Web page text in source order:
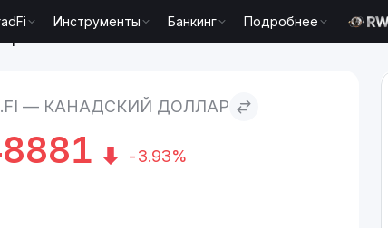
Инструменты Банкинг Подробнее
— КАНАДСКИЙ ДОЛЛАР
-3.93%